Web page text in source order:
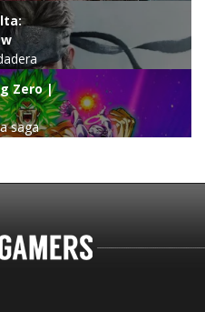
Zero |
saga